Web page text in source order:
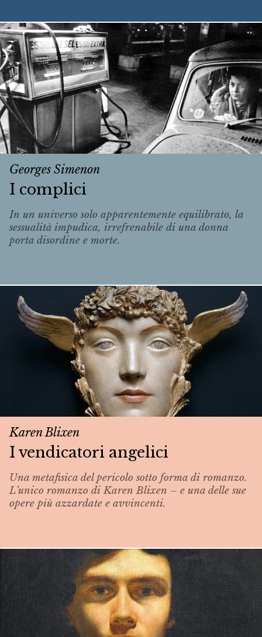
Georges Simenon
I complici
In un universo solo apparentemente equilibrato, la
sessualità impudica, irrefrenabile di una donna
porta disordine e morte.
Karen Blixen
I vendicatori angelici
Una metafisica del pericolo sotto forma di romanzo.
L’unico romanzo di Karen Blixen – e una delle sue
opere più azzardate e avvincenti.